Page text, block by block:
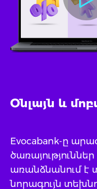
Օնլայն և
Evocabank-ը
առանձնանում
նորագույն